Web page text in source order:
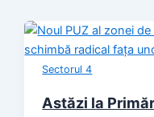
Sectorul 4
Astăzi la